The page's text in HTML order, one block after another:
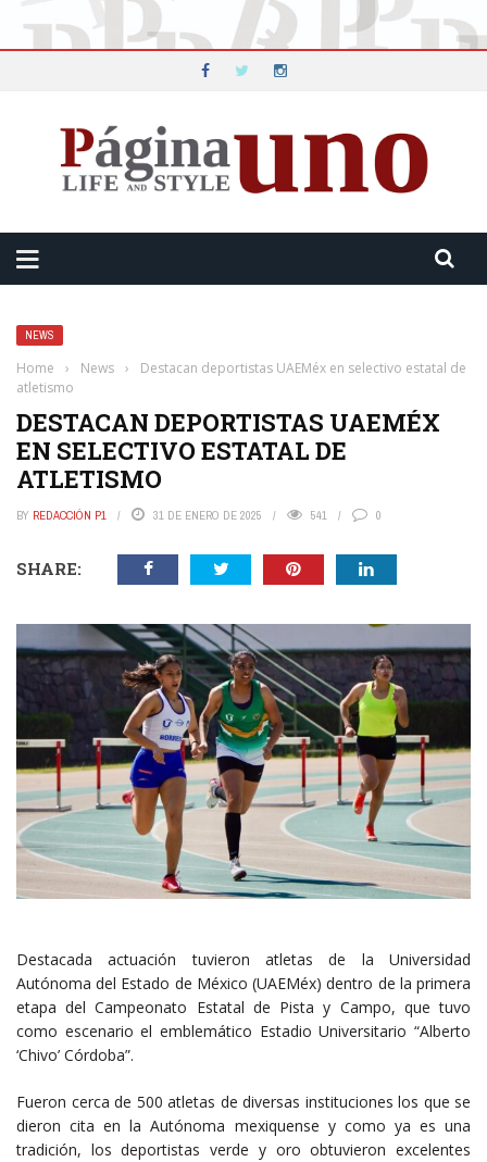
NEWS
Home › News ›
Destacan deportistas UAEMéx en selectivo estatal de
atletismo
DESTACAN DEPORTISTAS UAEMÉX
EN SELECTIVO ESTATAL DE
ATLETISMO
BY REDACCIÓN P1 31 DE ENERO DE 2025 541 0
SHARE:
Destacada actuación tuvieron atletas de la Universidad
Autónoma del Estado de México (UAEMéx) dentro de la primera
etapa del Campeonato Estatal de Pista y Campo, que tuvo
como escenario el emblemático Estadio Universitario “Alberto
‘Chivo’ Córdoba”.
Fueron cerca de 500 atletas de diversas instituciones los que se
dieron cita en la Autónoma mexiquense y como ya es una
tradición, los deportistas verde y oro obtuvieron excelentes